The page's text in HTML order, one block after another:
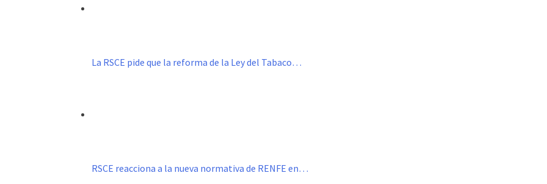
La RSCE pide que la reforma de la Ley del Tabaco…
RSCE reacciona a la nueva normativa de RENFE en…